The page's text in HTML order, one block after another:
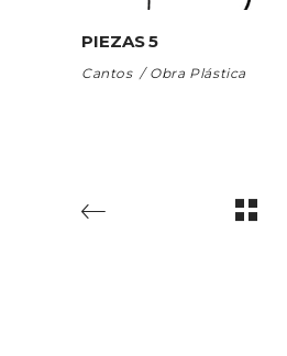
PIEZAS 5
Cantos Obra Plástica